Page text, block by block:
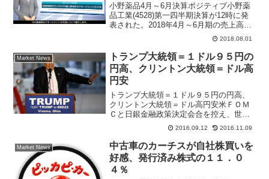
小野薬品4月～6月決算ポジティブ小野薬
品工業(4528)第一四半期決算が12時に発
表された。2018年4月～6月期の売上高は
前年同期比17％増の712億4200万円、営
業利益は26％増の179億8000万円と好調
なことが好感されて後場一段高...
2018.08.01
Market News
トランプ大統領＝１ドル９５円の
円高、クリントン大統領＝ドル高
円安
トランプ大統領＝１ドル９５円の円高、
クリントン大統領＝ドル高円安米ＦＯＭ
Ｃと日銀金融政策決定会合を控え、世界
の株式・為替マーケットは再びリスクオ
フの動きとなった。米国利上げ観測が高
まる要人発言などを受け、週末のＮＹダ
ウ工業３０種平均株価は約...
2016.09.12 2016.11.09
Market News
中古車のカーチスが自社株買いを
好感、発行済み株式の１１．０
４％